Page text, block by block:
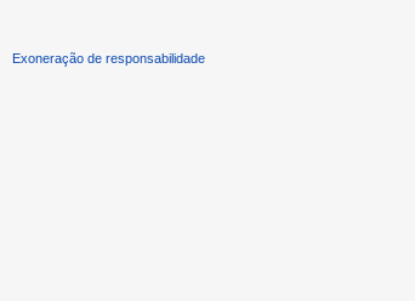
Exoneração de responsabilidade